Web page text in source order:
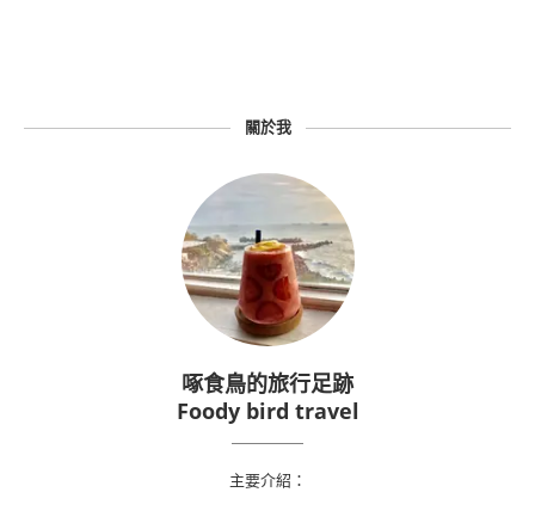
關於我
啄食鳥的旅行足跡
Foody bird travel
主要介紹：